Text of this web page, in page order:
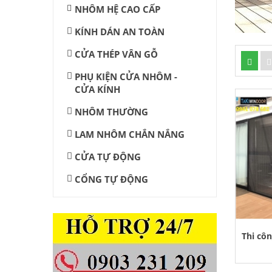
NHÔM HỆ CAO CẤP
KÍNH DÁN AN TOÀN
CỬA THÉP VÂN GỖ
PHỤ KIỆN CỬA NHÔM -
CỬA KÍNH
NHÔM THƯỜNG
LAM NHÔM CHẮN NẮNG
CỬA TỰ ĐỘNG
CỔNG TỰ ĐỘNG